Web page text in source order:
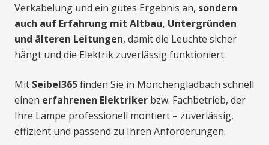
Verkabelung und ein gutes Ergebnis an, sondern
auch auf Erfahrung mit Altbau, Untergründen
und älteren Leitungen, damit die Leuchte sicher
hängt und die Elektrik zuverlässig funktioniert.
Mit Seibel365finden Sie in Mönchengladbach schnell
einen erfahrenen Elektriker bzw. Fachbetrieb, der
Ihre Lampe professionell montiert – zuverlässig,
effizient und passend zu Ihren Anforderungen.